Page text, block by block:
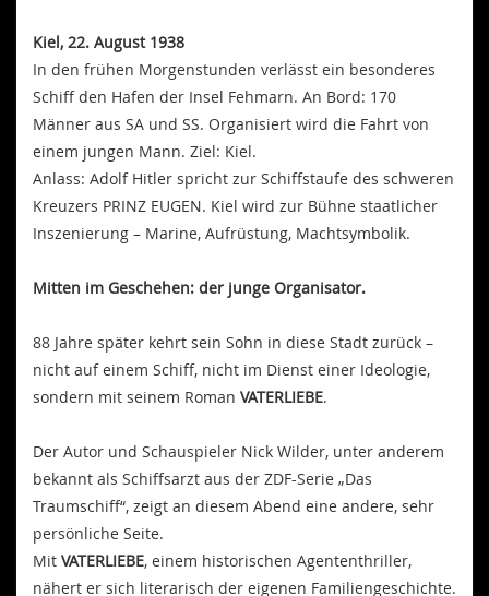
Kiel, 22. August 1938
In den frühen Morgenstunden verlässt ein besonderes
Schiff den Hafen der Insel Fehmarn. An Bord: 170
Männer aus SA und SS. Organisiert wird die Fahrt von
einem jungen Mann. Ziel: Kiel.
Anlass: Adolf Hitler spricht zur Schiffstaufe des schweren
Kreuzers PRINZ EUGEN. Kiel wird zur Bühne staatlicher
Inszenierung – Marine, Aufrüstung, Machtsymbolik.
Mitten im Geschehen: der junge Organisator.
88 Jahre später kehrt sein Sohn in diese Stadt zurück –
nicht auf einem Schiff, nicht im Dienst einer Ideologie,
sondern mit seinem Roman VATERLIEBE.
Der Autor und Schauspieler Nick Wilder, unter anderem
bekannt als Schiffsarzt aus der ZDF-Serie „Das
Traumschiff“, zeigt an diesem Abend eine andere, sehr
persönliche Seite.
Mit VATERLIEBE, einem historischen Agententhriller,
nähert er sich literarisch der eigenen Familiengeschichte.